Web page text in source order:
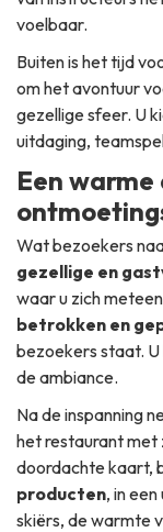
voelbaar.
Buiten is het tijd
om het avontuur
gezellige sfeer. U
uitdaging,
Een
Wat bezoekers
gezellige en
waar u zich
betrokken en
bezoekers staat.
de ambiance.
Na de inspanning
het restaurant met
doordachte kaart,
producten, in
skiërs, de warmte